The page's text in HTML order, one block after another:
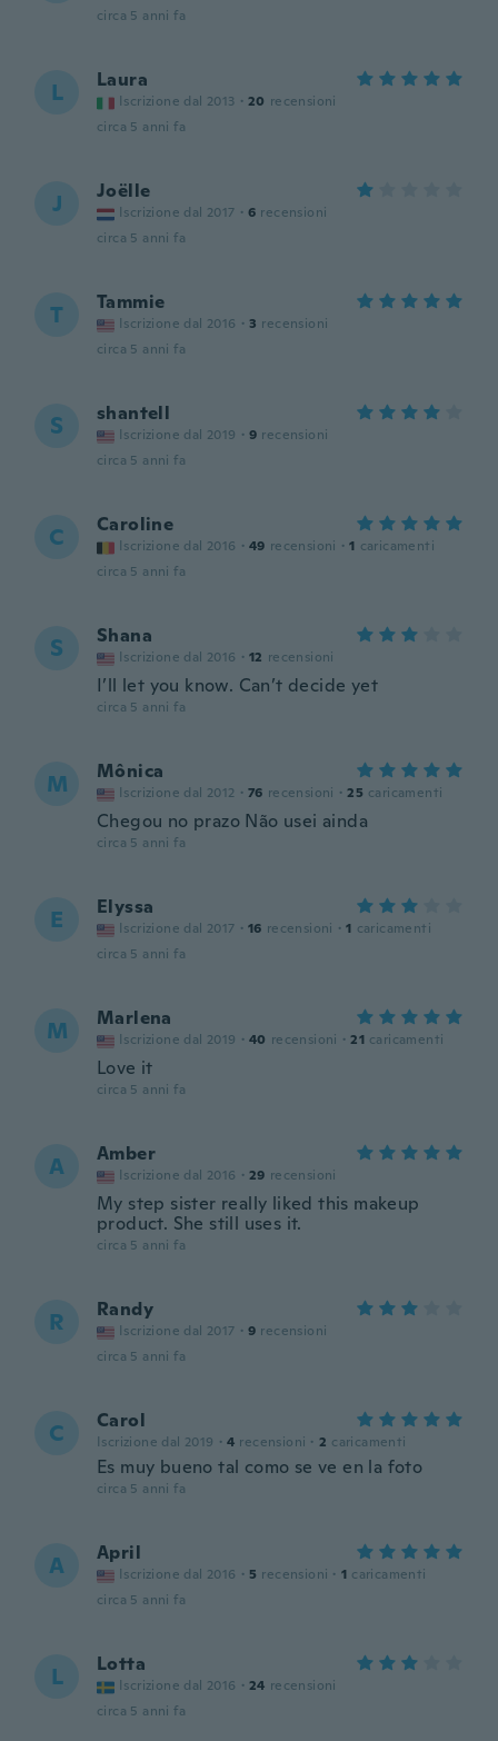
circa 5 anni fa
L Laura
Iscrizione dal 2013 · 20 recensioni
circa 5 anni fa
J Joëlle
Iscrizione dal 2017 · 6 recensioni
circa 5 anni fa
T Tammie
Iscrizione dal 2016 · 3 recensioni
circa 5 anni fa
S shantell
Iscrizione dal 2019 · 9 recensioni
circa 5 anni fa
C Caroline
Iscrizione dal 2016 · 49 recensioni · 1 caricamenti
circa 5 anni fa
S Shana
Iscrizione dal 2016 · 12 recensioni
I’ll let you know. Can’t decide yet
circa 5 anni fa
M Mônica
Iscrizione dal 2012 · 76 recensioni · 25 caricamenti
Chegou no prazo Não usei ainda
circa 5 anni fa
E Elyssa
Iscrizione dal 2017 · 16 recensioni · 1 caricamenti
circa 5 anni fa
M Marlena
Iscrizione dal 2019 · 40 recensioni · 21 caricamenti
Love it
circa 5 anni fa
A Amber
Iscrizione dal 2016 · 29 recensioni
My step sister really liked this makeup
product. She still uses it.
circa 5 anni fa
R Randy
Iscrizione dal 2017 · 9 recensioni
circa 5 anni fa
C Carol
Iscrizione dal 2019 · 4 recensioni · 2 caricamenti
Es muy bueno tal como se ve en la foto
circa 5 anni fa
A April
Iscrizione dal 2016 · 5 recensioni · 1 caricamenti
circa 5 anni fa
L Lotta
Iscrizione dal 2016 · 24 recensioni
circa 5 anni fa